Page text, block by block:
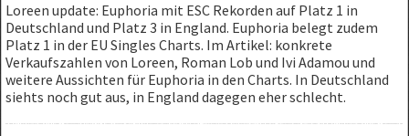
Loreen update: Euphoria mit ESC Rekorden auf Platz 1 in
Deutschland und Platz 3 in England. Euphoria belegt zudem
Platz 1 in der EU Singles Charts. Im Artikel: konkrete
Verkaufszahlen von Loreen, Roman Lob und Ivi Adamou und
weitere Aussichten für Euphoria in den Charts. In Deutschland
siehts noch gut aus, in England dagegen eher schlecht.